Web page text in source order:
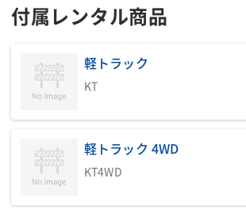
軽トラック積載時イメージ
■走行時の積載高さにご注意ください。制限
道路交通法違反となります。
付属レンタル商品
軽トラック
KT
軽トラック 4WD
KT4WD